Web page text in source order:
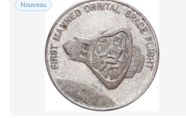
Nouveau